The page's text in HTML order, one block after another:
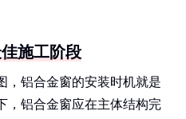
施工阶段
，铝合金窗的安装时机就是
，铝合金窗应在主体结构完